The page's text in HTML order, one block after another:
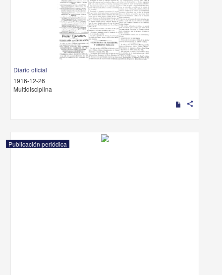
Diario oficial
1916-12-26
Multidisciplina
share
Publicación periódica